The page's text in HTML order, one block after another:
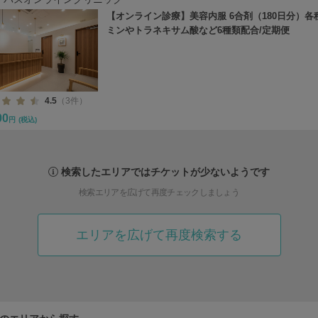
【オンライン診療】美容内服 6合剤（180日分）各
ミンやトラネキサム酸など6種類配合/定期便
4.5 （3件）
円 (税込)
検索したエリアではチケットが少ないようです
検索エリアを広げて再度チェックしましょう
エリアを広げて再度検索する